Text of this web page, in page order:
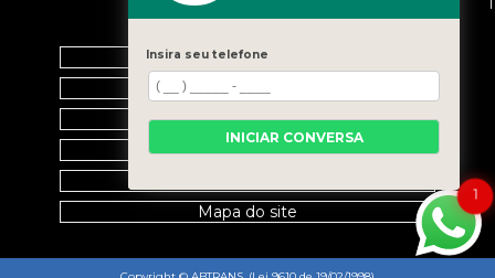
Home
Empresa
Galeria
Contato
Mapa do site
1
Insira seu telefone
INICIAR CONVERSA